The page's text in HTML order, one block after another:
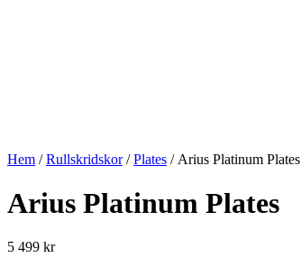
Hem /Rullskridskor/Plates / Arius Platinum Plates
Arius Platinum Plates
5 499 kr